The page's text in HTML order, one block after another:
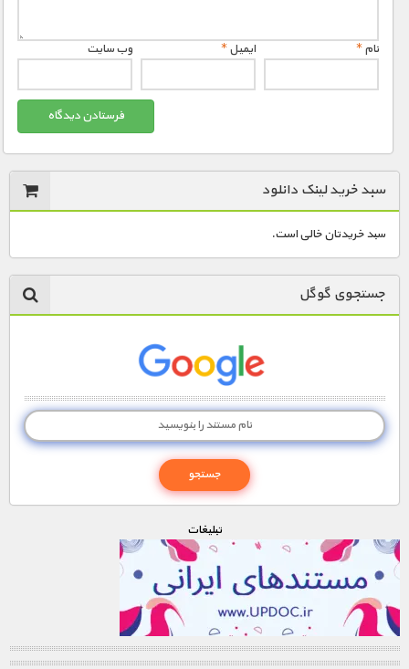
نام* ایمیل* وب‌ سایت
سبد خرید لینک دانلود
سبد خریدتان خالی است.
جستجوی گوگل
تبليغات